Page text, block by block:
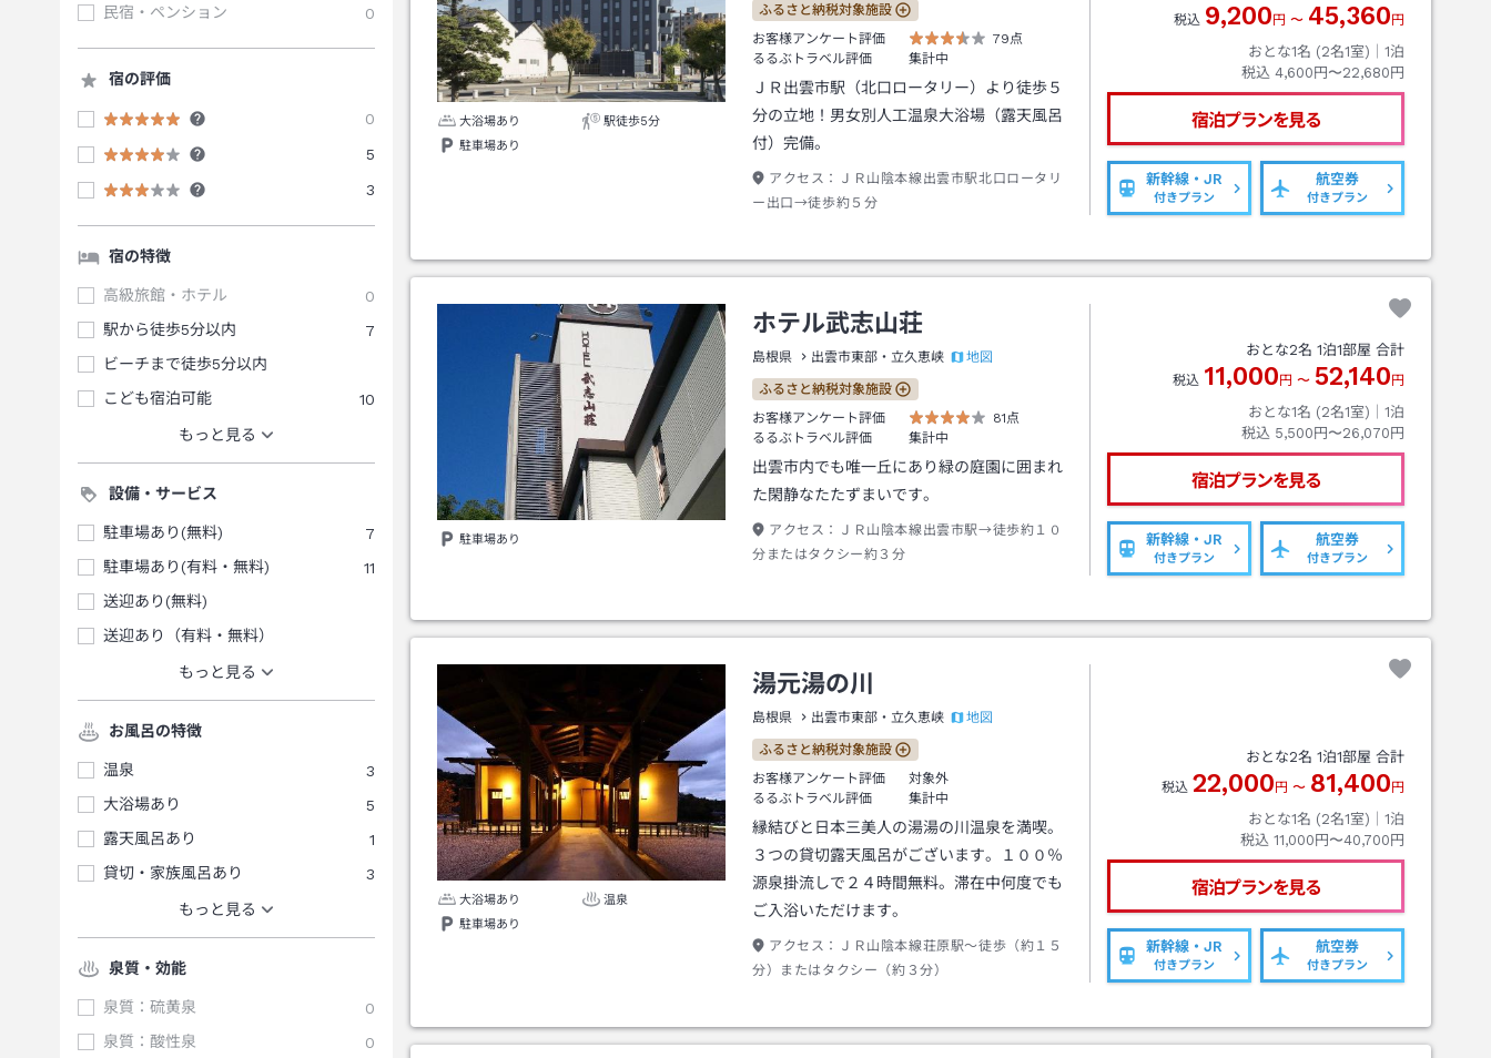
民宿・ペンション
0
宿の評価
0
5
3
宿の特徴
高級旅館・ホテル
0
駅から徒歩5分以内
7
ビーチまで徒歩5分以内
こども宿泊可能
10
もっと見る
設備・サービス
駐車場あり(無料)
7
駐車場あり(有料・無料)
11
送迎あり(無料)
送迎あり（有料・無料）
もっと見る
お風呂の特徴
温泉
3
大浴場あり
5
露天風呂あり
1
貸切・家族風呂あり
3
もっと見る
泉質・効能
泉質：硫黄泉
0
泉質：酸性泉
0
大浴場あり
駅徒歩5分
駐車場あり
ふるさと納税対象施設
お客様アンケート評価
79点
るるぶトラベル評価
集計中
ＪＲ出雲市駅（北口ロータリー）より徒歩５
分の立地！男女別人工温泉大浴場（露天風呂
付）完備。
アクセス：
ＪＲ山陰本線出雲市駅北口ロータリ
ー出口→徒歩約５分
税込 9,200 円 〜 45,360 円
おとな1名 (2名1室)｜ 1泊
税込 4,600円〜22,680円
宿泊プランを見る
新幹線・JR
付きプラン
航空券
付きプラン
駐車場あり
ホテル武志山荘
島根県 出雲市東部・立久恵峡 地図
ふるさと納税対象施設
お客様アンケート評価
81点
るるぶトラベル評価
集計中
出雲市内でも唯一丘にあり緑の庭園に囲まれ
た閑静なたたずまいです。
アクセス：
ＪＲ山陰本線出雲市駅→徒歩約１０
分またはタクシー約３分
おとな2名 1泊1部屋 合計
税込 11,000 円 〜 52,140 円
おとな1名 (2名1室)｜ 1泊
税込 5,500円〜26,070円
宿泊プランを見る
新幹線・JR
付きプラン
航空券
付きプラン
大浴場あり
温泉
駐車場あり
湯元湯の川
島根県 出雲市東部・立久恵峡 地図
ふるさと納税対象施設
お客様アンケート評価
対象外
るるぶトラベル評価
集計中
縁結びと日本三美人の湯湯の川温泉を満喫。
３つの貸切露天風呂がございます。１００％
源泉掛流しで２４時間無料。滞在中何度でも
ご入浴いただけます。
アクセス：
ＪＲ山陰本線荘原駅～徒歩（約１５
分）またはタクシー（約３分）
おとな2名 1泊1部屋 合計
税込 22,000 円 〜 81,400 円
おとな1名 (2名1室)｜ 1泊
税込 11,000円〜40,700円
宿泊プランを見る
新幹線・JR
付きプラン
航空券
付きプラン